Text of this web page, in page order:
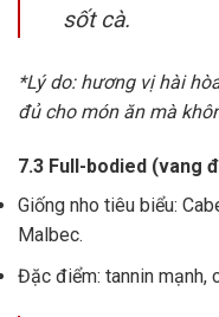
sốt cà.
*Lý do: hương vị hài
đủ cho món ăn mà
7.3 Full-bodied (vang
Giống nho tiêu biểu:
Malbec.
Đặc điểm: tannin mạnh,